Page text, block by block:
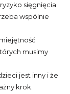
sięgnięcia
wspólnie
musimy
jest inny i że
krok.